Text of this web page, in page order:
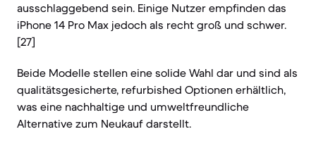
ausschlaggebend sein. Einige Nutzer empfinden das
iPhone 14 Pro Max jedoch als recht groß und schwer.
[27]
Beide Modelle stellen eine solide Wahl dar und sind als
qualitätsgesicherte, refurbished Optionen erhältlich,
was eine nachhaltige und umweltfreundliche
Alternative zum Neukauf darstellt.